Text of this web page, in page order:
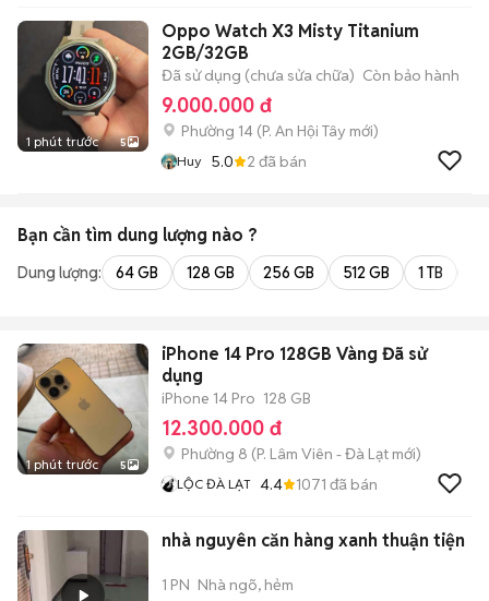
1 phút trước 5
Oppo Watch X3 Misty Titanium
2GB/32GB
Đã sử dụng (chưa sửa chữa) Còn bảo hành
9.000.000 đ
Phường 14 (P. An Hội Tây mới)
Huy 5.0 2 đã bán
Bạn cần tìm dung lượng nào ?
Dung lượng: 64 GB 128 GB 256 GB 512 GB 1 TB
1 phút trước 5
iPhone 14 Pro 128GB Vàng Đã sử
dụng
iPhone 14 Pro 128 GB
12.300.000 đ
Phường 8 (P. Lâm Viên - Đà Lạt mới)
LỘC ĐÀ LẠT 4.4 1071 đã bán
nhà nguyên căn hàng xanh thuận tiện
1 PN Nhà ngõ, hẻm